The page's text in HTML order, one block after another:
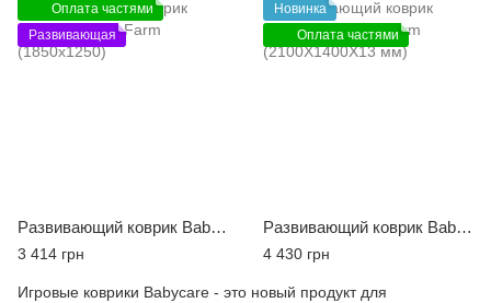
Оплата частями
Развивающая
Развивающий коврик Babycare Fruit Farm (1850х1250)
3 414 грн
Новинка
Оплата частями
Развивающий коврик Babycare Animal Farm (2100X1400X13 мм)
4 430 грн
Игровые коврики Babycare - это новый продукт для